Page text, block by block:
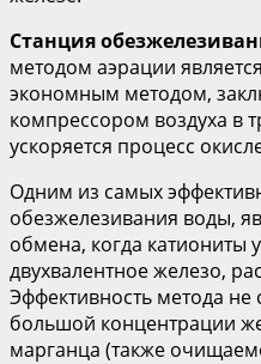
Станция
методом аэрации
экономным методом,
компрессором воздуха в
ускоряется процесс
Одним из самых
обезжелезивания воды,
обмена, когда катиониты
двухвалентное железо,
Эффективность метода не
большой концентрации
марганца (также